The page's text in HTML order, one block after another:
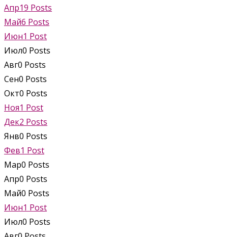
Апр19 Posts
Май6 Posts
Июн1 Post
Июл0 Posts
Авг0 Posts
Сен0 Posts
Окт0 Posts
Ноя1 Post
Дек2 Posts
Янв0 Posts
Фев1 Post
Мар0 Posts
Апр0 Posts
Май0 Posts
Июн1 Post
Июл0 Posts